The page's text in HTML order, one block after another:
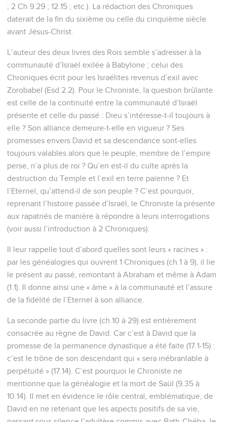
; 2 Ch 9.29 ; 12.15 ; etc.). La rédaction des Chroniques
daterait de la fin du sixième ou celle du cinquième siècle
avant Jésus-Christ.
L’auteur des deux livres des Rois semble s’adresser à la
communauté d’Israël exilée à Babylone ; celui des
Chroniques écrit pour les Israélites revenus d’exil avec
Zorobabel (Esd 2.2). Pour le Chroniste, la question brûlante
est celle de la continuité entre la communauté d’Israël
présente et celle du passé : Dieu s’intéresse-t-il toujours à
elle ? Son alliance demeure-t-elle en vigueur ? Ses
promesses envers David et sa descendance sont-elles
toujours valables alors que le peuple, membre de l’empire
perse, n’a plus de roi ? Qu’en est-il du culte après la
destruction du Temple et l’exil en terre païenne ? Et
l’Eternel, qu’attend-il de son peuple ? C’est pourquoi,
reprenant l’histoire passée d’Israël, le Chroniste la présente
aux rapatriés de manière à répondre à leurs interrogations
(voir aussi l’introduction à 2 Chroniques).
Il leur rappelle tout d’abord quelles sont leurs « racines » :
par les généalogies qui ouvrent 1 Chroniques (ch.1 à 9), il lie
le présent au passé, remontant à Abraham et même à Adam
(1.1). Il donne ainsi une « âme » à la communauté et l’assure
de la fidélité de l’Eternel à son alliance.
La seconde partie du livre (ch.10 à 29) est entièrement
consacrée au règne de David. Car c’est à David que la
promesse de la permanence dynastique a été faite (17.1-15) :
c’est le trône de son descendant qui « sera inébranlable à
perpétuité » (17.14). C’est pourquoi le Chroniste ne
mentionne que la généalogie et la mort de Saül (9.35 à
10.14). Il met en évidence le rôle central, emblématique, de
David en ne retenant que les aspects positifs de sa vie,